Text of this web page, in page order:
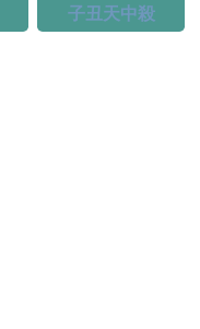
子丑天中殺